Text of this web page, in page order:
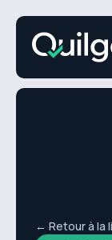
← Retour à la